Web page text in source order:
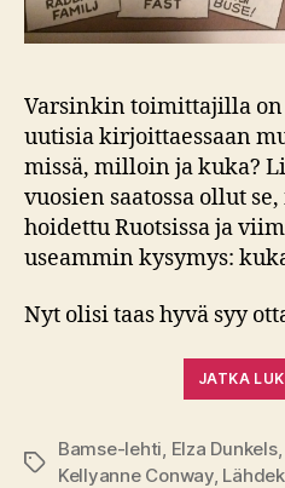
Varsinkin toimittajilla
uutisia kirjoittaessaan
missä, milloin ja kuka?
vuosien saatossa ollut
hoidettu Ruotsissa ja
useammin kysymys:
Nyt olisi taas hyvä syy
JATKA
Avainsanat
Bamse-lehti, Elza Dunkels
Kellyanne Conway,